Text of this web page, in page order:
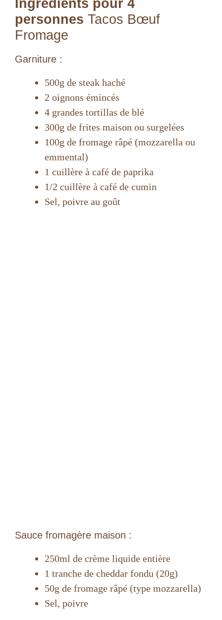
d
e
Ingrédients pour 4
personnes Tacos Bœuf
Fromage
Garniture :
500g de steak haché
2 oignons émincés
4 grandes tortillas de blé
300g de frites maison ou surgelées
100g de fromage râpé (mozzarella ou
emmental)
1 cuillère à café de paprika
1/2 cuillère à café de cumin
Sel, poivre au goût
Sauce fromagère maison :
250ml de crème liquide entière
1 tranche de cheddar fondu (20g)
50g de fromage râpé (type mozzarella)
Sel, poivre